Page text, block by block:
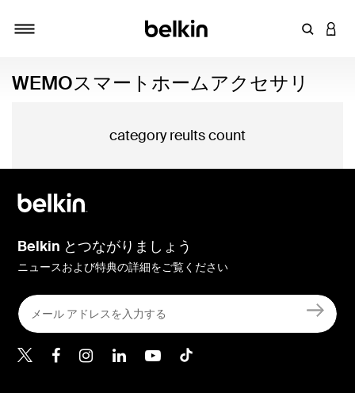
キーワアカ
WEMOスマートホームアクセサリ
category reults count
Belkin とつながりましょう
ニュースおよび特典の詳細をご覧ください
Belkin Twitter
Belkin Facebook
Belkin Instagram
Belkin LinkedIn
Belkin Youtube
Belkin TikTok